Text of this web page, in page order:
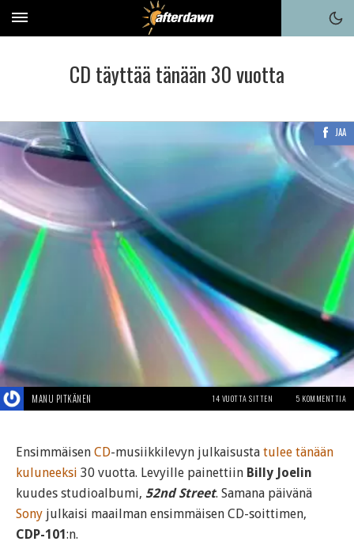
CD täyttää tänään 30 vuotta
JAA
MANU PITKÄNEN 14 VUOTTA SITTEN 5 KOMMENTTIA
Ensimmäisen CD-musiikkilevyn julkaisusta tulee tänään
kuluneeksi 30 vuotta. Levyille painettiin Billy Joelin
kuudes studioalbumi, 52nd Street. Samana päivänä
Sony julkaisi maailman ensimmäisen CD-soittimen,
CDP-101:n.